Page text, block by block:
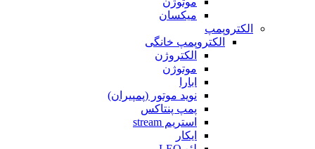
میکسان
الکتروپمپ
الکتروپمپ خانگی
الکتروژن
موتوژن
ابارا
نوید موتور (پمپیران)
پمپ پنتاکس
استریم stream
ایکار